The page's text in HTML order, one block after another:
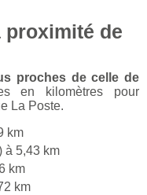
proximité de
proches de celle de
en kilomètres pour
La Poste.
km
à 5,43 km
km
km